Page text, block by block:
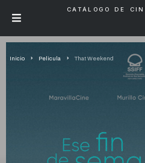
CATÁLOGO DE
Inicio Pelicula That Weekend